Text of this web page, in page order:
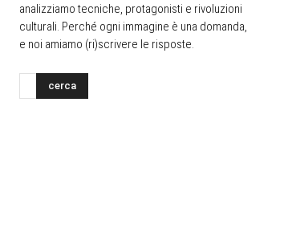
analizziamo tecniche, protagonisti e rivoluzioni
culturali. Perché ogni immagine è una domanda,
e noi amiamo (ri)scrivere le risposte.
cerca